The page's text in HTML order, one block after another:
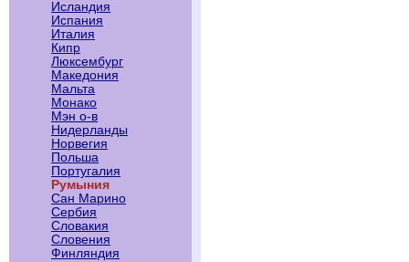
Исландия
Испания
Италия
Кипр
Люксембург
Македония
Мальта
Монако
Мэн о-в
Нидерланды
Норвегия
Польша
Португалия
Румыния
Сан Марино
Сербия
Словакия
Словения
Финляндия